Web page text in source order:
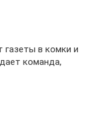
газеты в комки и
команда,